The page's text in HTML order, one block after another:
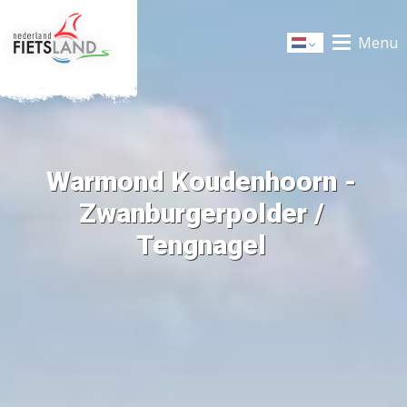
Dutch Menu
Warmond Koudenhoorn -
Zwanburgerpolder /
Tengnagel